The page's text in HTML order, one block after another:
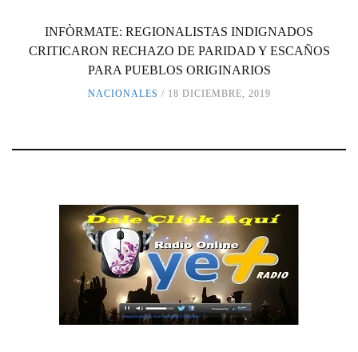
INFÒRMATE: REGIONALISTAS INDIGNADOS
CRITICARON RECHAZO DE PARIDAD Y ESCAÑOS
PARA PUEBLOS ORIGINARIOS
NACIONALES 18 DICIEMBRE, 2019